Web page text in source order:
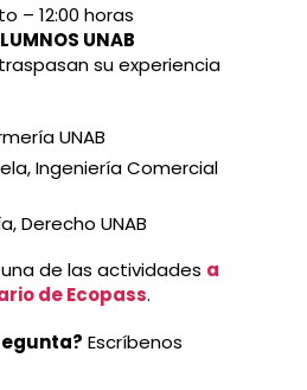
– 12:00 horas
UNAB
su experiencia
UNAB
Ingeniería Comercial
Derecho UNAB
de las actividades a
de Ecopass.
Escríbenos